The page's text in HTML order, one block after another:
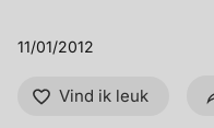
11/01/2012
Vind ik leuk